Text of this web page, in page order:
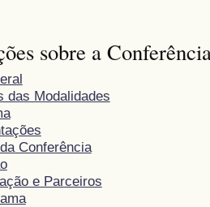
sobre a
das Modalidades
Conferência
e Parceiros